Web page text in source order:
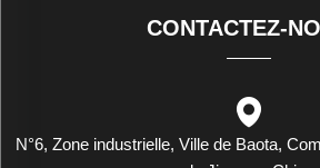
CONTACTEZ-
N°6, Zone industrielle, Ville de Baota,